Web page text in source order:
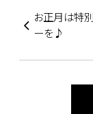
お正月は特
ーを♪